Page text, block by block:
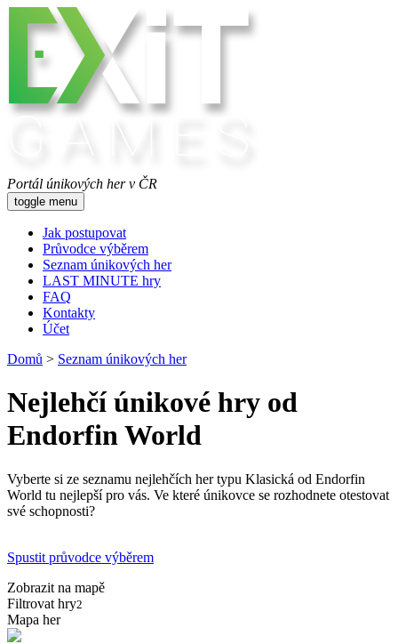
Portál únikových her v ČR
toggle menu
Jak postupovat
Průvodce výběrem
Seznam únikových her
LAST MINUTE hry
FAQ
Kontakty
Účet
Domů > Seznam únikových her
Nejlehčí únikové hry od
Endorfin World
Vyberte si ze seznamu nejlehčích her typu Klasická od Endorfin
World tu nejlepší pro vás. Ve které únikovce se rozhodnete otestovat
své schopnosti?
Spustit průvodce výběrem
Zobrazit na mapě
Filtrovat hry2
Mapa her